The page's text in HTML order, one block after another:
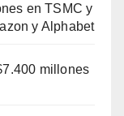
en TSMC y
y Alphabet
millones